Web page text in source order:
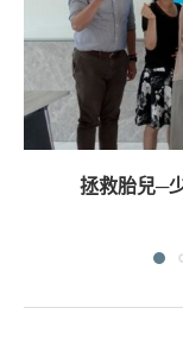
拯救胎兒─